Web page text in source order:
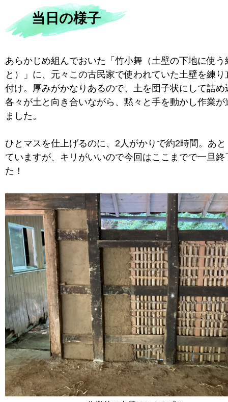
当日の様子
あらかじめ組んでおいた「竹小舞（土壁の下地に使う
と）」に、元々この古民家で使われていた土壁を練り
付け。厚みがかなりあるので、土を団子状にして詰め
各々が土と向き合いながら、黙々と手を動かし作業が
ました。
ひとマスを仕上げるのに、2人がかりで約2時間。あ
ていますが、キリがいいので今回はここまでで一旦終
た！